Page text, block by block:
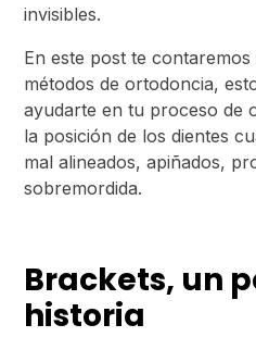
invisibles.
En este post te
métodos de ortodoncia,
ayudarte en tu proceso de
la posición de los dientes
mal alineados, apiñados,
sobremordida.
Brackets, un
historia